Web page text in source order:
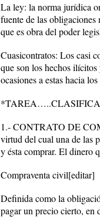
La ley: la norma jurídica
fuente de las
que es obra del poder
Cuasicontratos: Los casi
que son los hechos ilícitos
ocasiones a estas hacia
1.- CONTRATO DE
virtud del cual una de las
y ésta comprar. El dinero
Compraventa civil[editar]
Definida como la
pagar un precio cierto, en